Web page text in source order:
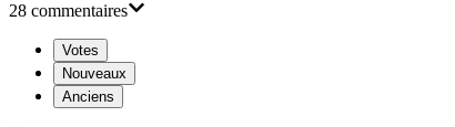
28 commentaires
Votes
Nouveaux
Anciens